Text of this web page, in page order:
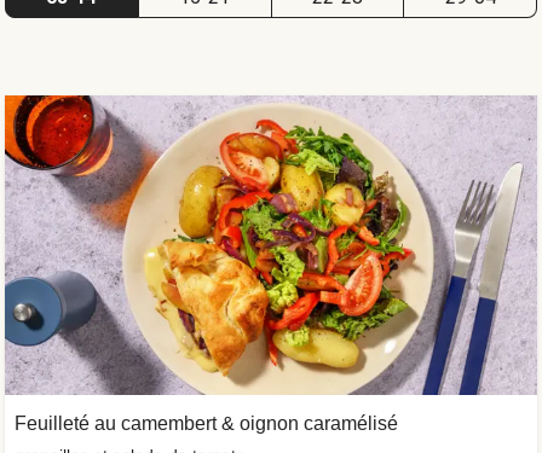
Feuilleté au camembert & oignon caramélisé